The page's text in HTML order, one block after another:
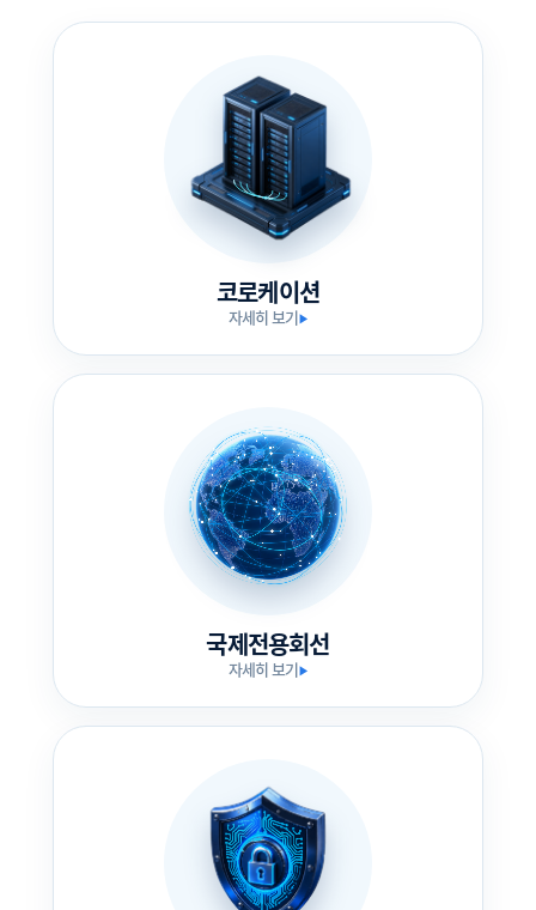
코로케이션
자세히 보기▶
국제전용회선
자세히 보기▶